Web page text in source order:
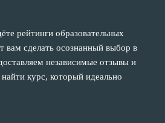
рейтинги образовательных
вам сделать осознанный выбор в
независимые отзывы и
курс, который идеально